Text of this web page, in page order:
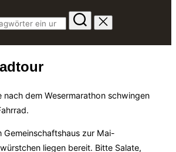
nach dem Wesermarathon schwingen
Gemeinschaftshaus zur Mai-
liegen bereit. Bitte Salate,